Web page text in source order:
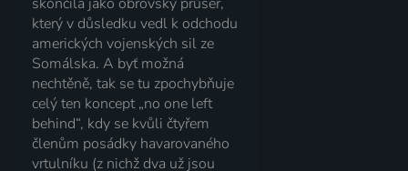
který v důsledku vedl k odchodu
amerických vojenských sil ze
Somálska. A byť možná
nechtěně, tak se tu zpochybňuje
celý ten koncept „no one left
behind“, kdy se kvůli čtyřem
členům posádky havarovaného
vrtulníku (z nichž dva už jsou